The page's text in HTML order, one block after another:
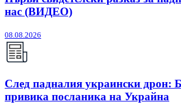
нас (ВИДЕО)
08.08.2026
След падналия украински дрон:
привика посланика на Украйна